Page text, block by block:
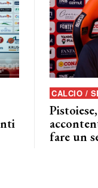
CALCIO /
fare un